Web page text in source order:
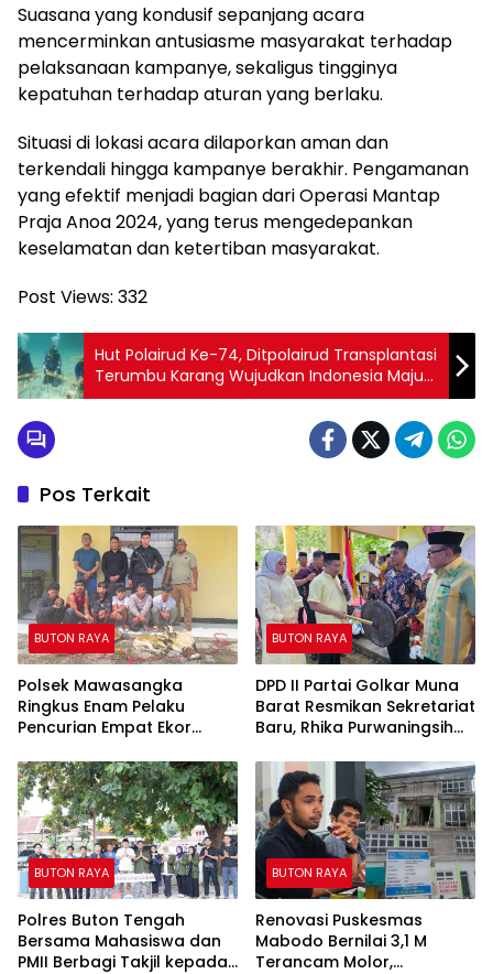
Suasana yang kondusif sepanjang acara
mencerminkan antusiasme masyarakat terhadap
pelaksanaan kampanye, sekaligus tingginya
kepatuhan terhadap aturan yang berlaku.
Situasi di lokasi acara dilaporkan aman dan
terkendali hingga kampanye berakhir. Pengamanan
yang efektif menjadi bagian dari Operasi Mantap
Praja Anoa 2024, yang terus mengedepankan
keselamatan dan ketertiban masyarakat.
Post Views: 332
Hut Polairud Ke-74, Ditpolairud Transplantasi
Terumbu Karang Wujudkan Indonesia Maju
Menuju Indonesia Emas
Pos Terkait
BUTON RAYA
Polsek Mawasangka
Ringkus Enam Pelaku
Pencurian Empat Ekor
Waara
BUTON RAYA
DPD II Partai Golkar Muna
Barat Resmikan Sekretariat
Baru, Rhika Purwaningsih
BUTON RAYA
Polres Buton Tengah
Bersama Mahasiswa dan
PMII Berbagi Takjil kepada
BUTON RAYA
Renovasi Puskesmas
Mabodo Bernilai 3,1 M
Terancam Molor,